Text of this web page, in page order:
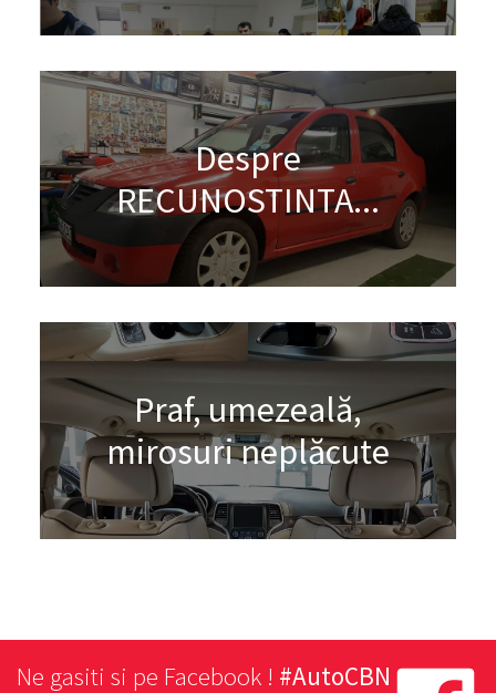
Despre
RECUNOSTINTA...
Praf, umezeală,
mirosuri neplăcute
Ne gasiti si pe Facebook ! #AutoCBN